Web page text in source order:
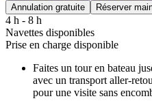
Annulation gratuite Réserver
4 h - 8 h
Navettes disponibles
Prise en charge disponible
Faites un tour en bateau
avec un transport aller-
pour une visite sans